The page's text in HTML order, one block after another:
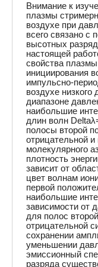
Внимание к
плазмы
воздухе при
всего связано с
высотных
настоящей
свойства
инициирования
импульсно-
воздухе низкого
диапазоне
наибольшие
длин волн
полосы второй
отрицательной
молекулярного
плотность
зависит от
цвет волнам
первой
наибольшие
зависимости от
для полос
отрицательной
сохранении
уменьшении
эмиссионный
разряда